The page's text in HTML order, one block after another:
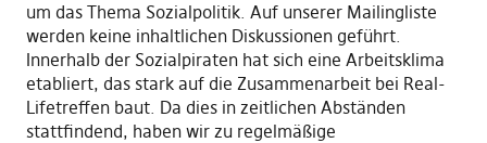
um das Thema Sozialpolitik. Auf unserer Mailingliste
werden keine inhaltlichen Diskussionen geführt.
Innerhalb der Sozialpiraten hat sich eine Arbeitsklima
etabliert, das stark auf die Zusammenarbeit bei Real-
Lifetreffen baut. Da dies in zeitlichen Abständen
stattfindend, haben wir zu regelmäßige